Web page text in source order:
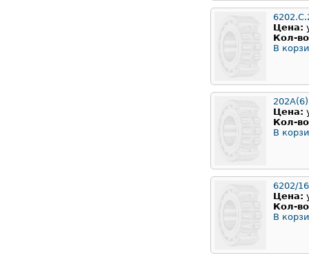
Цена:
Кол-
В
202A(6)
Цена:
Кол-
В
6202/
Цена:
Кол-
В